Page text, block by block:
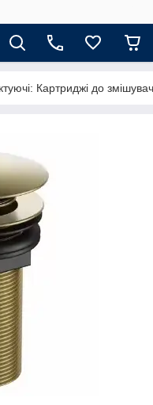
Картриджі до